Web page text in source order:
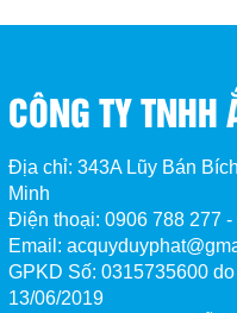
CÔNG TY TNHH
Địa chỉ: 343A Lũy Bán
Minh
Điện thoại: 0906 788 277 -
Email:
GPKD Số: 0315735600
13/06/2019